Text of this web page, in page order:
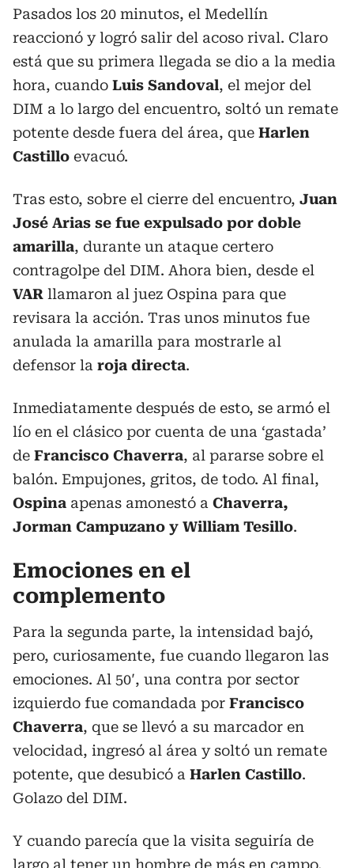
Pasados los 20 minutos, el Medellín
reaccionó y logró salir del acoso rival. Claro
está que su primera llegada se dio a la media
hora, cuando Luis Sandoval, el mejor del
DIM a lo largo del encuentro, soltó un remate
potente desde fuera del área, que Harlen
Castillo evacuó.
Tras esto, sobre el cierre del encuentro, Juan
José Arias se fue expulsado por doble
amarilla, durante un ataque certero
contragolpe del DIM. Ahora bien, desde el
VAR llamaron al juez Ospina para que
revisara la acción. Tras unos minutos fue
anulada la amarilla para mostrarle al
defensor la roja directa.
Inmediatamente después de esto, se armó el
lío en el clásico por cuenta de una ‘gastada’
de Francisco Chaverra, al pararse sobre el
balón. Empujones, gritos, de todo. Al final,
Ospina apenas amonestó a Chaverra,
Jorman Campuzano y William Tesillo.
Emociones en el
complemento
Para la segunda parte, la intensidad bajó,
pero, curiosamente, fue cuando llegaron las
emociones. Al 50′, una contra por sector
izquierdo fue comandada por Francisco
Chaverra, que se llevó a su marcador en
velocidad, ingresó al área y soltó un remate
potente, que desubicó a Harlen Castillo.
Golazo del DIM.
Y cuando parecía que la visita seguiría de
largo al tener un hombre de más en campo,